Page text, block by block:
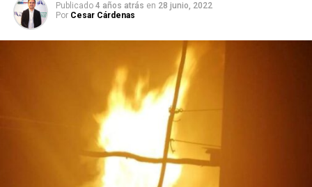
Publicado 4 años atrás en 28 junio, 2022
Por Cesar Cárdenas